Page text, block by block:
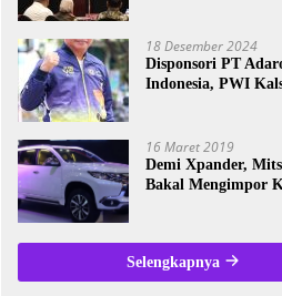
18 Desember 2024
Disponsori PT
Indonesia, PWI
Kalsel
16 Maret 2019
Demi Xpander,
Bakal Mengimpor
Selengkapnya